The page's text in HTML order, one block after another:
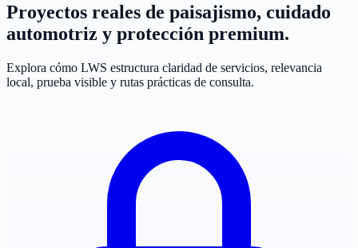
Proyectos reales de paisajismo, cuidado
automotriz y protección premium.
Explora cómo LWS estructura claridad de servicios, relevancia
local, prueba visible y rutas prácticas de consulta.